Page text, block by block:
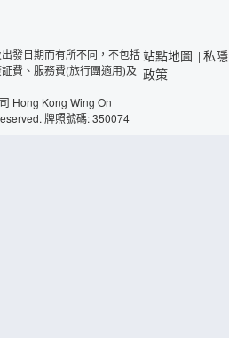
發日期而有所不同，不包括
費、服務費(旅行團適用)及
Hong Kong Wing On
牌照號碼: 350074
站點地圖 | 私隱
政策